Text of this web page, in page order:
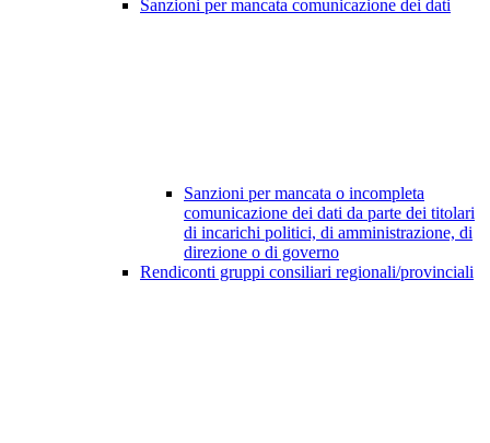
Sanzioni per mancata comunicazione dei dati
Sanzioni per mancata o incompleta
comunicazione dei dati da parte dei titolari
di incarichi politici, di amministrazione, di
direzione o di governo
Rendiconti gruppi consiliari regionali/provinciali